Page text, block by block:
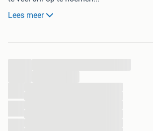
Google het type nummer voor alle details..!
Lees meer